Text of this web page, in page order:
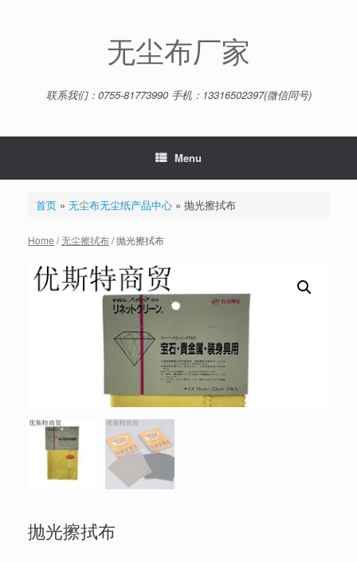
无尘布厂家
联系我们：0755-81773990 手机：13316502397(微信同号)
Menu
首页» 无尘布无尘纸产品中心» 抛光擦拭布
Home /无尘擦拭布/ 抛光擦拭布
抛光擦拭布